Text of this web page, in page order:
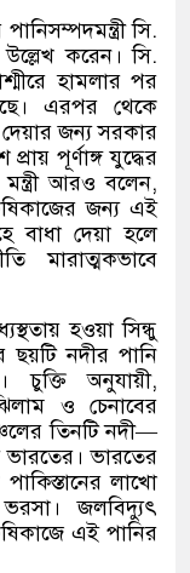
সি.
করেন। সি.
হামলার পর
এরপর থেকে
দেয়ার জন্য সরকার
পূর্ণাঙ্গ যুদ্ধের
মন্ত্রী আরও বলেন,
জন্য এই
বাধা দেয়া হলে
মারাত্মকভাবে
হওয়া সিন্ধু
ছয়টি নদীর পানি
চুক্তি অনুযায়ী,
ও চেনাবের
তিনটি নদী—
ভারতের
লাখো
জলবিদ্যুৎ
এই পানির